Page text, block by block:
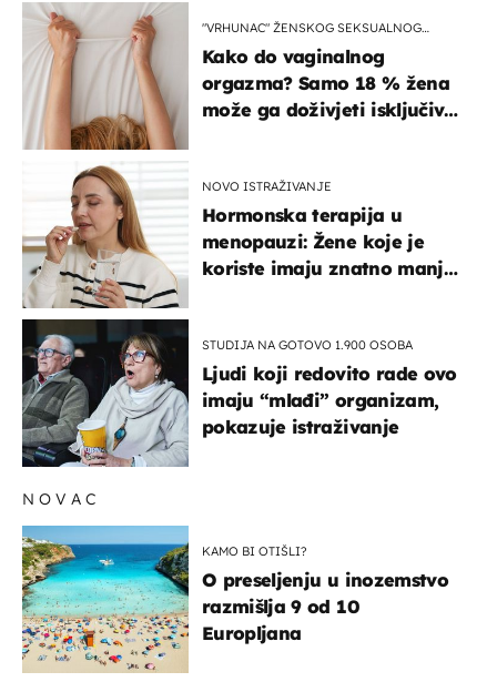
"VRHUNAC" ŽENSKOG SEKSUALNOG
Kako do vaginalnog
orgazma? Samo 18 % žena
može ga doživjeti isključivo
NOVO ISTRAŽIVANJE
Hormonska terapija u
menopauzi: Žene koje je
koriste imaju znatno manji
STUDIJA NA GOTOVO 1.900 OSOBA
Ljudi koji redovito rade ovo
imaju “mlađi” organizam,
pokazuje istraživanje
NOVAC
KAMO BI OTIŠLI?
O preseljenju u inozemstvo
razmišlja 9 od 10
Europljana